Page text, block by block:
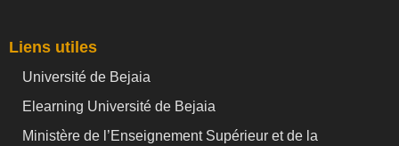
Liens utiles
Université de Bejaia
Elearning Université de Bejaia
Ministère de l’Enseignement Supérieur et de la